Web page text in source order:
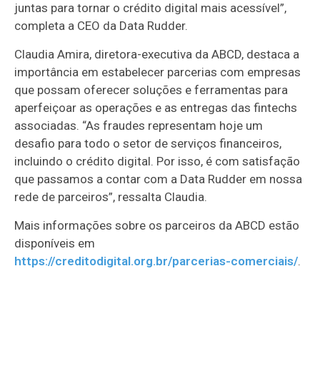
juntas para tornar o crédito digital mais acessível”,
completa a CEO da Data Rudder.
Claudia Amira, diretora-executiva da ABCD, destaca a
importância em estabelecer parcerias com empresas
que possam oferecer soluções e ferramentas para
aperfeiçoar as operações e as entregas das fintechs
associadas. “As fraudes representam hoje um
desafio para todo o setor de serviços financeiros,
incluindo o crédito digital. Por isso, é com satisfação
que passamos a contar com a Data Rudder em nossa
rede de parceiros”, ressalta Claudia.
Mais informações sobre os parceiros da ABCD estão
disponíveis em
https://creditodigital.org.br/parcerias-comerciais/.